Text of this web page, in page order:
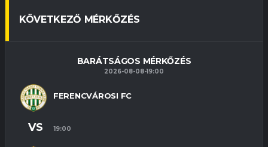
KÖVETKEZŐ MÉRKŐZÉS
BARÁTSÁGOS MÉRKŐZÉS
2026-08-08-19:00
FERENCVÁROSI FC
VS 19:00